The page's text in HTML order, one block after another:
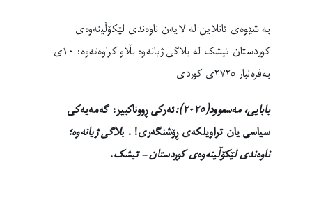
بە شێوەی ئانلاین لە لایەن ناوەندی لێکۆڵینەوەی
کوردستان-تیشک لە بلاگی ژیانەوە بڵاو کراوەتەوە: ١٠ی
بەفرەنبار ٢٧٢٥ی کوردی
بابایی، مەسعوود(٢٠٢٥):
ئەرکی ڕووناکبیر: گەمەیەکی
سیاسی یان تراویلکەی ڕۆشنگەری! . بلاگی ژیانەوە؛
ناوەندی لێکۆڵینەوەی کوردستان – تیشک.